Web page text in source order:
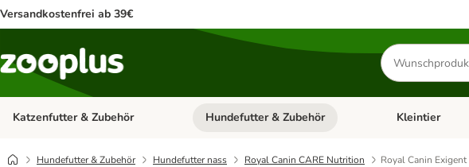
Versandkostenfrei ab 39€
Produkte
suchen
Katzenfutter & Zubehör Kategorie-Menü öffnen: Katzenfutter & Zubehör
Hundefutter & Zubehör Kategorie-
Kleintier
Hundefutter & Zubehör Hundefutter nass Royal Canin CARE Nutrition Royal Canin